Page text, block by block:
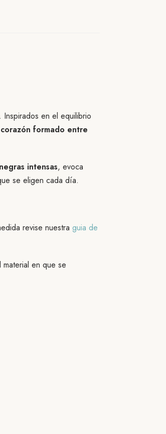
Inspirados en el equilibrio
corazón formado entre
intensas, evoca
se eligen cada día.
revise nuestra guia de
en que se